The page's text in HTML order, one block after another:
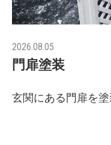
2026.08.05
門扉塗装
玄関にある門扉を